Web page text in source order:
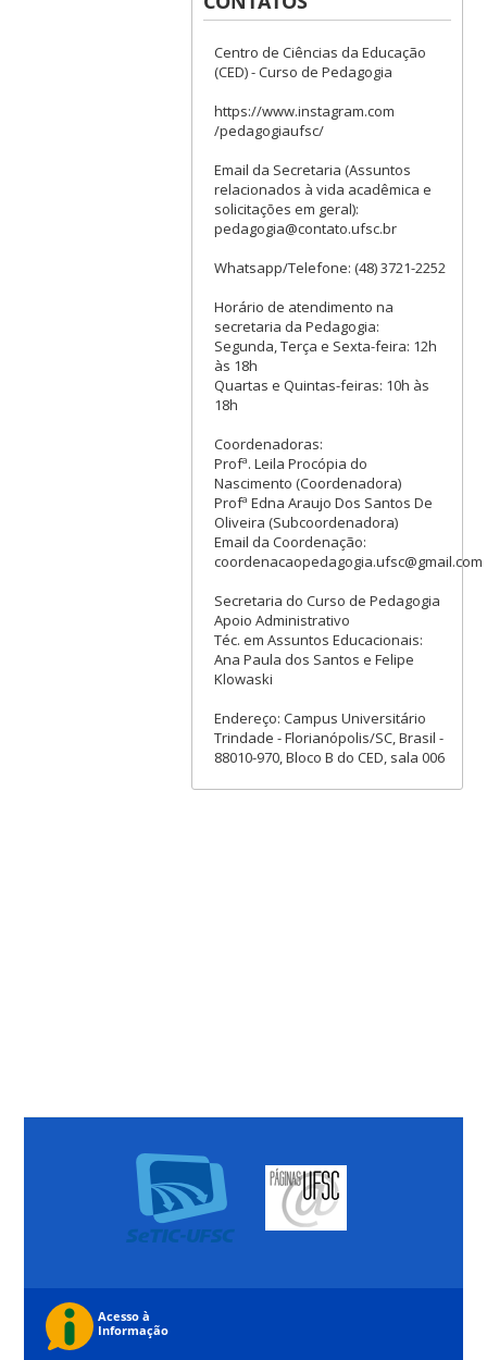
Centro de Ciências da Educação
(CED) - Curso de Pedagogia
https://www.instagram.com
/pedagogiaufsc/
Email da Secretaria (Assuntos
relacionados à vida acadêmica e
solicitações em geral):
pedagogia@contato.ufsc.br
Whatsapp/Telefone: (48) 3721-2252
Horário de atendimento na
secretaria da Pedagogia:
Segunda, Terça e Sexta-feira: 12h
às 18h
Quartas e Quintas-feiras: 10h às
18h
Coordenadoras:
Profª. Leila Procópia do
Nascimento (Coordenadora)
Profª Edna Araujo Dos Santos De
Oliveira (Subcoordenadora)
Email da Coordenação:
coordenacaopedagogia.ufsc@gmail.com
Secretaria do Curso de Pedagogia
Apoio Administrativo
Téc. em Assuntos Educacionais:
Ana Paula dos Santos e Felipe
Klowaski
Endereço: Campus Universitário
Trindade - Florianópolis/SC, Brasil -
88010-970, Bloco B do CED, sala 006